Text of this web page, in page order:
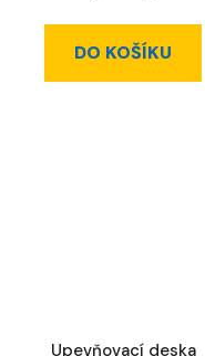
DO KOŠÍKU
Upevňovací deska